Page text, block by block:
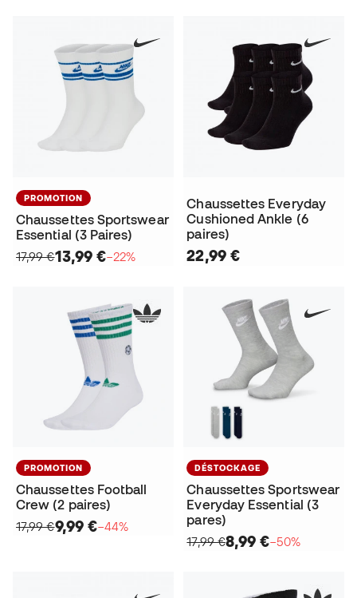
PROMOTION
Chaussettes Sportswear
Essential (3 Paires)
17,99 €13,99 €−22%
Chaussettes Everyday
Cushioned Ankle (6
paires)
22,99 €
PROMOTION
Chaussettes Football
Crew (2 paires)
17,99 €9,99 €−44%
DÉSTOCKAGE
Chaussettes Sportswear
Everyday Essential (3
pares)
17,99 €8,99 €−50%